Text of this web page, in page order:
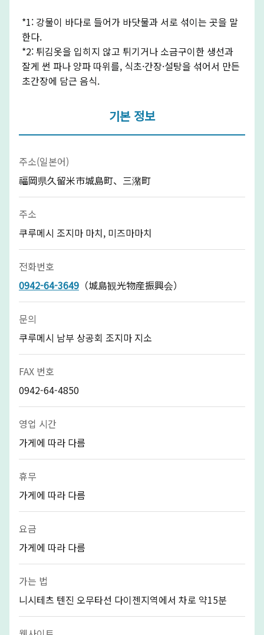
*1: 강물이 바다로 들어가 바닷물과 서로 섞이는 곳을 말
한다.
*2: 튀김옷을 입히지 않고 튀기거나 소금구이한 생선과
잘게 썬 파나 양파 따위를, 식초·간장·설탕을 섞어서 만든
초간장에 담근 음식.
기본 정보
주소(일본어)
福岡県久留米市城島町、三潴町
주소
쿠루메시 조지마 마치, 미즈마마치
전화번호
0942-64-3649 （城島観光物産振興会）
문의
쿠루메시 남부 상공회 조지마 지소
FAX 번호
0942-64-4850
영업 시간
가게에 따라 다름
휴무
가게에 따라 다름
요금
가게에 따라 다름
가는 법
니시테츠 텐진 오무타선 다이젠지역에서 차로 약15분